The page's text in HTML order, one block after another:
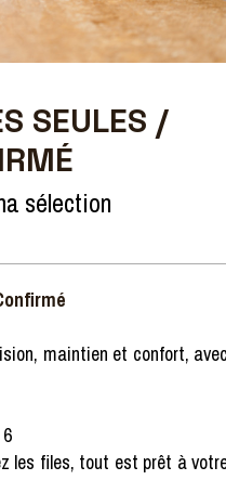
SEULES /
sélection
maintien et confort,
les files, tout est prêt à